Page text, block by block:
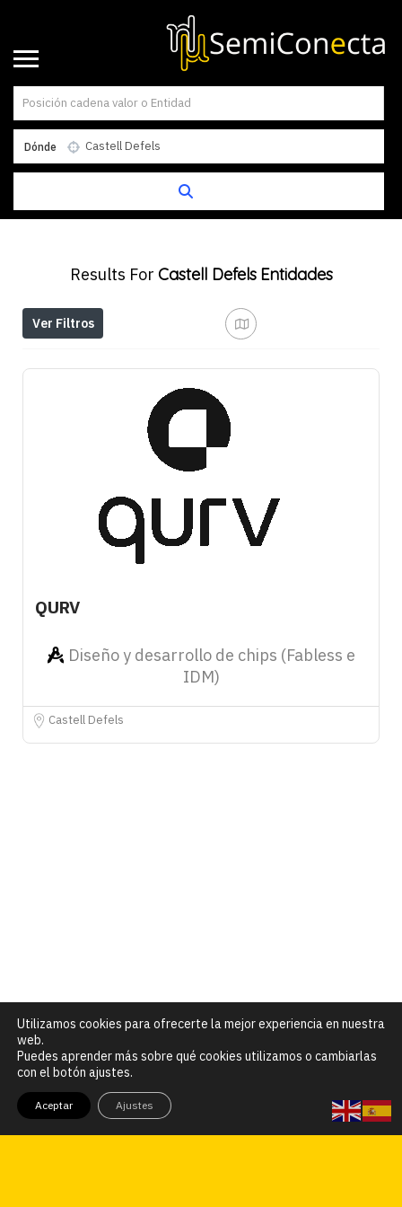
Dónde
Results For Castell Defels Entidades
Ver Filtros
QURV
Diseño y desarrollo de chips (Fabless e
IDM)
Castell Defels
Utilizamos cookies para ofrecerte la mejor experiencia en nuestra
web.
Puedes aprender más sobre qué cookies utilizamos o cambiarlas
con el botón ajustes.
Aceptar Ajustes